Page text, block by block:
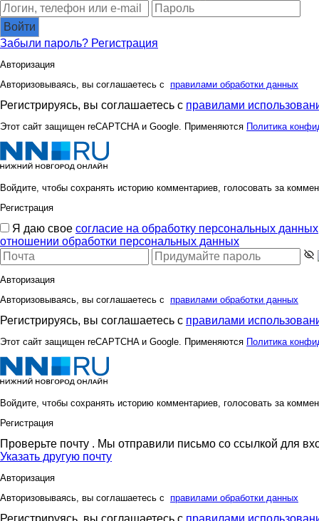
Войти
Забыли пароль? Регистрация
Авторизация
Авторизовываясь, вы соглашаетесь с правилами обработки данных
Регистрируясь, вы соглашаетесь с правилами
Этот сайт защищен reCAPTCHA и Google. Применяются Политика
Войдите, чтобы сохранять историю комментариев, голосовать за
Регистрация
Я даю свое согласие на обработку персональных данных
отношении обработки персональных данных
Авторизация
Авторизовываясь, вы соглашаетесь с правилами обработки данных
Регистрируясь, вы соглашаетесь с правилами
Этот сайт защищен reCAPTCHA и Google. Применяются Политика
Войдите, чтобы сохранять историю комментариев, голосовать за
Регистрация
Проверьте почту . Мы отправили письмо со ссылкой для
Указать другую почту
Авторизация
Авторизовываясь, вы соглашаетесь с правилами обработки данных
Регистрируясь, вы соглашаетесь с правилами